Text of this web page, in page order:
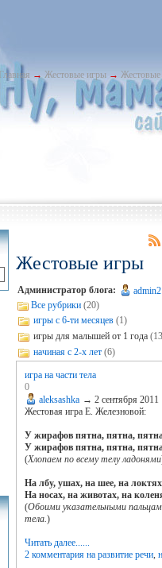
Главная → Жестовые игры →
Жестовые игры
Администратор блога:
admin2
Все рубрики (20)
игры с 6-ти месяцев (1)
игры для малышей от 1 года
начиная с 2-х лет (6)
игра на части тела
0
aleksashka → 2 сентября 2011
Жестовая игра Е. Железновой:
У жирафов пятна, пятна,
У жирафов пятна, пятна,
(Хлопаем по всему телу ладонями
На лбу, ушах, на шее, на
На носах, на животах, на
(Обоими указательными
тела. )
Читать далее......
2 комментария на развитие речи,